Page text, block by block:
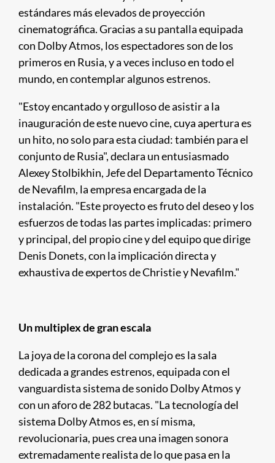
estándares más elevados de proyección
cinematográfica. Gracias a su pantalla equipada
con Dolby Atmos, los espectadores son de los
primeros en Rusia, y a veces incluso en todo el
mundo, en contemplar algunos estrenos.
"Estoy encantado y orgulloso de asistir a la
inauguración de este nuevo cine, cuya apertura es
un hito, no solo para esta ciudad: también para el
conjunto de Rusia", declara un entusiasmado
Alexey Stolbikhin, Jefe del Departamento Técnico
de Nevafilm, la empresa encargada de la
instalación. "Este proyecto es fruto del deseo y los
esfuerzos de todas las partes implicadas: primero
y principal, del propio cine y del equipo que dirige
Denis Donets, con la implicación directa y
exhaustiva de expertos de Christie y Nevafilm."
Un multiplex de gran escala
La joya de la corona del complejo es la sala
dedicada a grandes estrenos, equipada con el
vanguardista sistema de sonido Dolby Atmos y
con un aforo de 282 butacas. "La tecnología del
sistema Dolby Atmos es, en sí misma,
revolucionaria, pues crea una imagen sonora
extremadamente realista de lo que pasa en la